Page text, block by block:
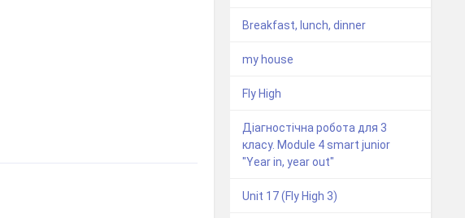
Breakfast, lunch, dinner
my house
Fly High
Діагностічна робота для 3
класу. Module 4 smart junior
"Year in, year out"
Unit 17 (Fly High 3)